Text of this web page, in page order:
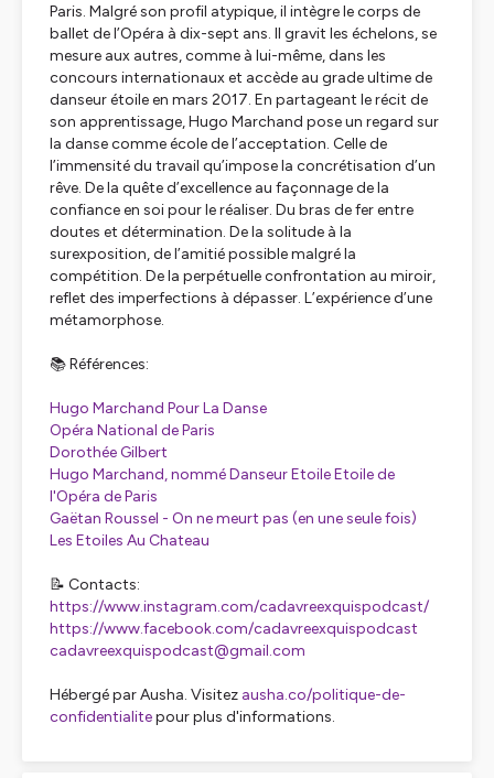
Paris. Malgré son profil atypique, il intègre le corps de
ballet de l’Opéra à dix-sept ans. Il gravit les échelons, se
mesure aux autres, comme à lui-même, dans les
concours internationaux et accède au grade ultime de
danseur étoile en mars 2017. En partageant le récit de
son apprentissage, Hugo Marchand pose un regard sur
la danse comme école de l’acceptation. Celle de
l’immensité du travail qu’impose la concrétisation d’un
rêve. De la quête d’excellence au façonnage de la
confiance en soi pour le réaliser. Du bras de fer entre
doutes et détermination. De la solitude à la
surexposition, de l’amitié possible malgré la
compétition. De la perpétuelle confrontation au miroir,
reflet des imperfections à dépasser. L’expérience d’une
métamorphose.
📚 Références:
Hugo Marchand Pour La Danse
Opéra National de Paris
Dorothée Gilbert
Hugo Marchand, nommé Danseur Etoile Etoile de
l'Opéra de Paris
Gaëtan Roussel - On ne meurt pas (en une seule fois)
Les Etoiles Au Chateau
📝 Contacts:
https://www.instagram.com/cadavreexquispodcast/
https://www.facebook.com/cadavreexquispodcast
cadavreexquispodcast@gmail.com
Hébergé par Ausha. Visitez ausha.co/politique-de-
confidentialitepour plus d'informations.